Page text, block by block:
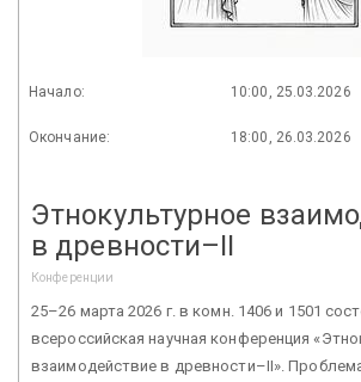
Начало: 10:00, 25.03.2026
Окончание: 18:00, 26.03.2026
Этнокультурное
в древности–II
Конференции
25–26 марта 2026 г. в комн. 1406 и 1501
всероссийская научная конференция
взаимодействие в древности–II».